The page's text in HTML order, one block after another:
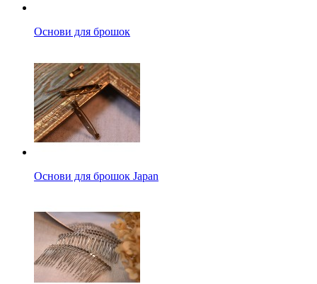
Основи для брошок
Основи для брошок Japan